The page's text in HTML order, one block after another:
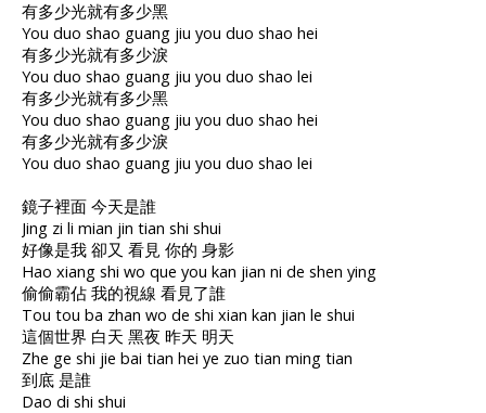
有多少光就有多少黑
You duo shao guang jiu you duo shao hei
有多少光就有多少淚
You duo shao guang jiu you duo shao lei
有多少光就有多少黑
You duo shao guang jiu you duo shao hei
有多少光就有多少淚
You duo shao guang jiu you duo shao lei
鏡子裡面 今天是誰
Jing zi li mian jin tian shi shui
好像是我 卻又 看見 你的 身影
Hao xiang shi wo que you kan jian ni de shen ying
偷偷霸佔 我的視線 看見了誰
Tou tou ba zhan wo de shi xian kan jian le shui
這個世界 白天 黑夜 昨天 明天
Zhe ge shi jie bai tian hei ye zuo tian ming tian
到底 是誰
Dao di shi shui